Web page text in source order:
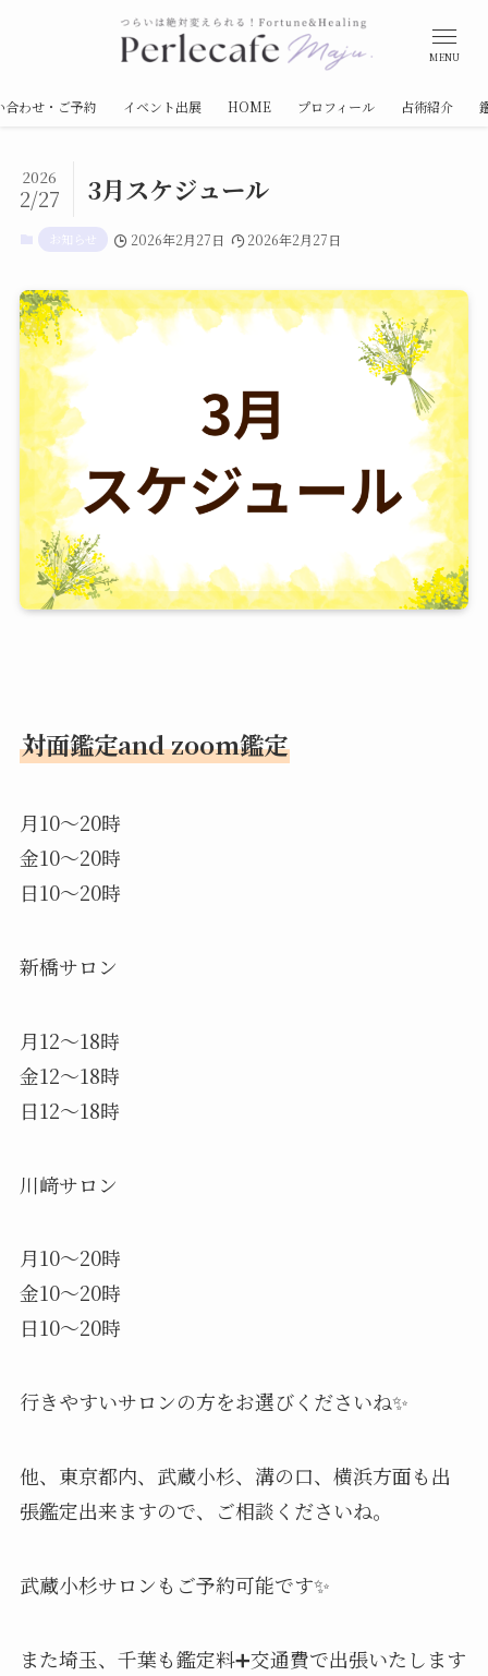
MENU
合わせ・ご予約 イベント出展 HOME プロフィール 占術紹介
3月スケジュール
2026
2/27
お知らせ 2026年2月27日 2026年2月27日
対面鑑定and zoom鑑定
月10〜20時
金10〜20時
日10〜20時
新橋サロン
月12〜18時
金12〜18時
日12〜18時
川﨑サロン
月10〜20時
金10〜20時
日10〜20時
行きやすいサロンの方をお選びくださいね✨
他、東京都内、武蔵小杉、溝の口、横浜方面も出
張鑑定出来ますので、ご相談くださいね。
武蔵小杉サロンもご予約可能です✨
また埼玉、千葉も鑑定料➕交通費で出張いたします